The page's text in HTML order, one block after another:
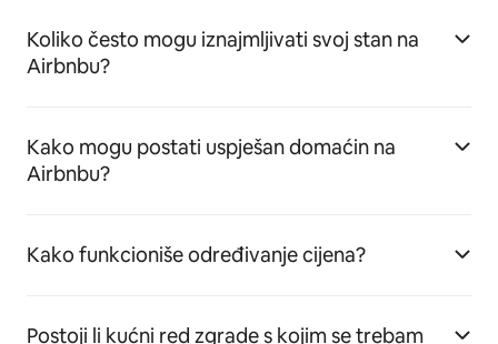
Koliko često mogu iznajmljivati svoj stan na
Airbnbu?
Kako mogu postati uspješan domaćin na
Airbnbu?
Kako funkcioniše određivanje cijena?
Postoji li kućni red zgrade s kojim se trebam